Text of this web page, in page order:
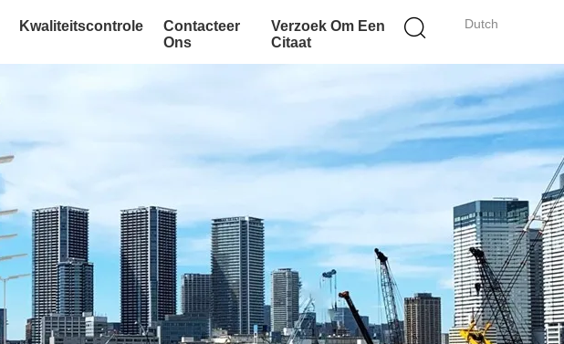
Dutch
Kwaliteitscontrole
Contacteer
Ons
Verzoek Om Een
Citaat